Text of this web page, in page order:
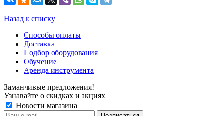
Назад к списку
Способы оплаты
Доставка
Подбор оборудования
Обучение
Аренда инструмента
Заманчивые предложения!
Узнавайте о скидках и акциях
Новости магазина